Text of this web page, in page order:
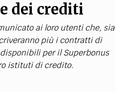
dei crediti
ai loro utenti che, sia
più i contratti di
per il Superbonus
istituti di credito.